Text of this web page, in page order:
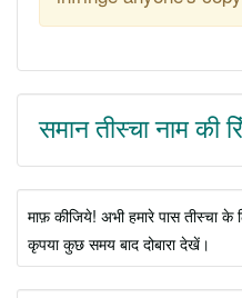
समान तीस्चा नाम की
माफ़ कीजिये! अभी हमारे पास तीस्चा के
कृपया कुछ समय बाद दोबारा देखें।